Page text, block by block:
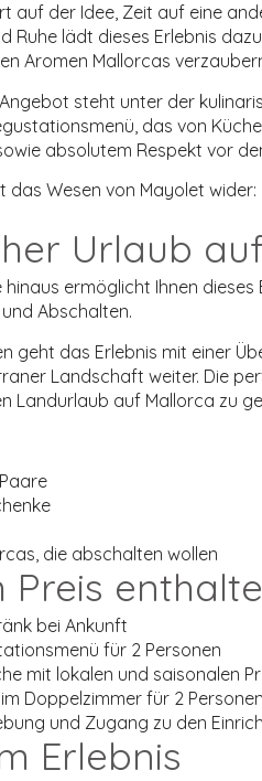
auf der Idee, Zeit auf eine
Ruhe lädt dieses Erlebnis
Aromen Mallorcas
steht unter der
das von
absolutem Respekt vor
das Wesen von Mayolet
Urlaub
ermöglicht Ihnen
Abschalten.
geht das Erlebnis mit einer
Landschaft weiter. Die
Landurlaub auf Mallorca zu
die abschalten wollen
Preis
bei Ankunft
für 2 Personen
mit lokalen und saisonalen
Doppelzimmer für 2 Personen
und Zugang zu den
Erlebnis